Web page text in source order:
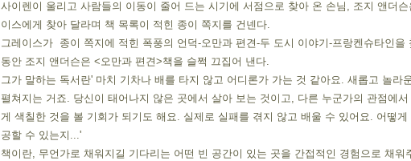
사이렌이 울리고 사람들의 이동이 줄어 드는 시기에 서점으로 찾아 온 손님, 조지 앤더슨
이스에게 찾아 달라며 책 목록이 적힌 종이 쪽지를 건넨다.
그레이스가  종이 쪽지에 적힌 폭풍의 언덕-오만과 편견-두 도시 이야기-프랑켄슈타인을
동안 조지 앤더슨은 <오만과 편견>책을 슬쩍 끄집어 낸다.
그가 말하는 독서란' 마치 기차나 배를 타지 않고 어디론가 가는 것 같아요. 새롭고 놀라
펼쳐지는 거죠. 당신이 태어나지 않은 곳에서 살아 보는 것이고, 다른 누군가의 관점에서
게 색칠한 것을 볼 기회가 되기도 해요. 실제로 실패를 겪지 않고 배울 수 있어요. 어떻게
공할 수 있는지...'
책이란, 무언가로 채워지길 기다리는 어떤 빈 공간이 있는 곳을 간접적인 경험으로 채워